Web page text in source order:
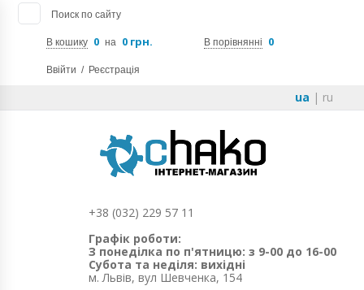
Поиск по сайту
В кошику 0 на 0 грн. В порівнянні 0
Ввійти / Реєстрація
ua | ru
+38 (032) 229 57 11
Графік роботи:
З понеділка по п'ятницю: з 9-00 до 16-00
Субота та неділя: вихідні
м. Львів, вул Шевченка, 154